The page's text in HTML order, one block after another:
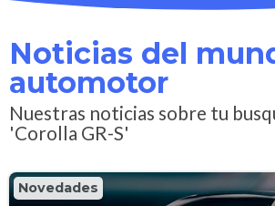
Noticias del
automotor
Nuestras noticias sobre tu
'Corolla GR-S'
Novedades